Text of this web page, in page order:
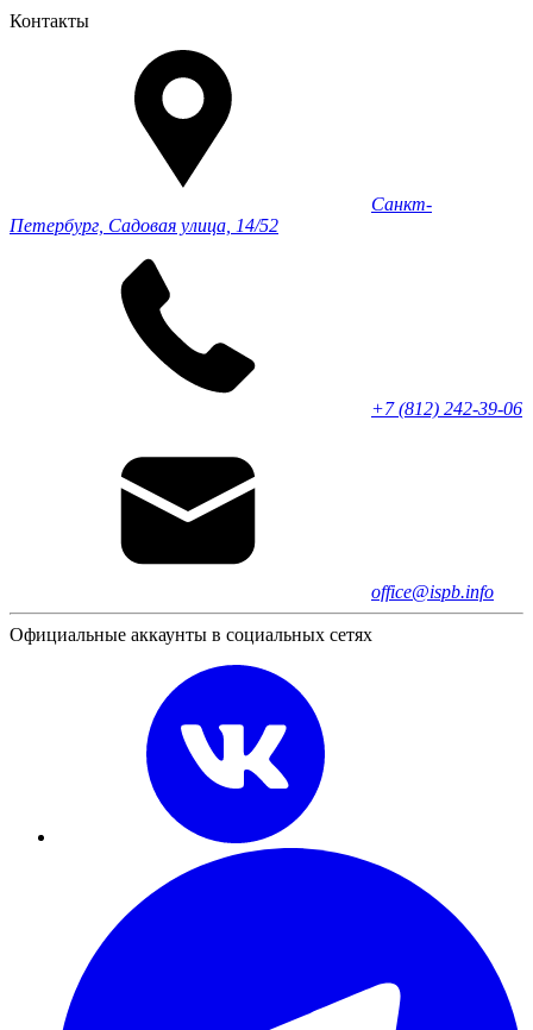
Контакты
Санкт-
Петербург, Садовая улица, 14/52
+7 (812) 242-39-06
office@ispb.info
Официальные аккаунты в социальных сетях